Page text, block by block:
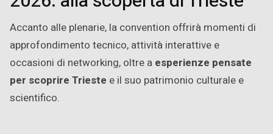
Accanto alle plenarie, la convention offrirà momenti di
approfondimento tecnico, attività interattive e
occasioni di networking, oltre a esperienze pensate
per scoprire Trieste e il suo patrimonio culturale e
scientifico.